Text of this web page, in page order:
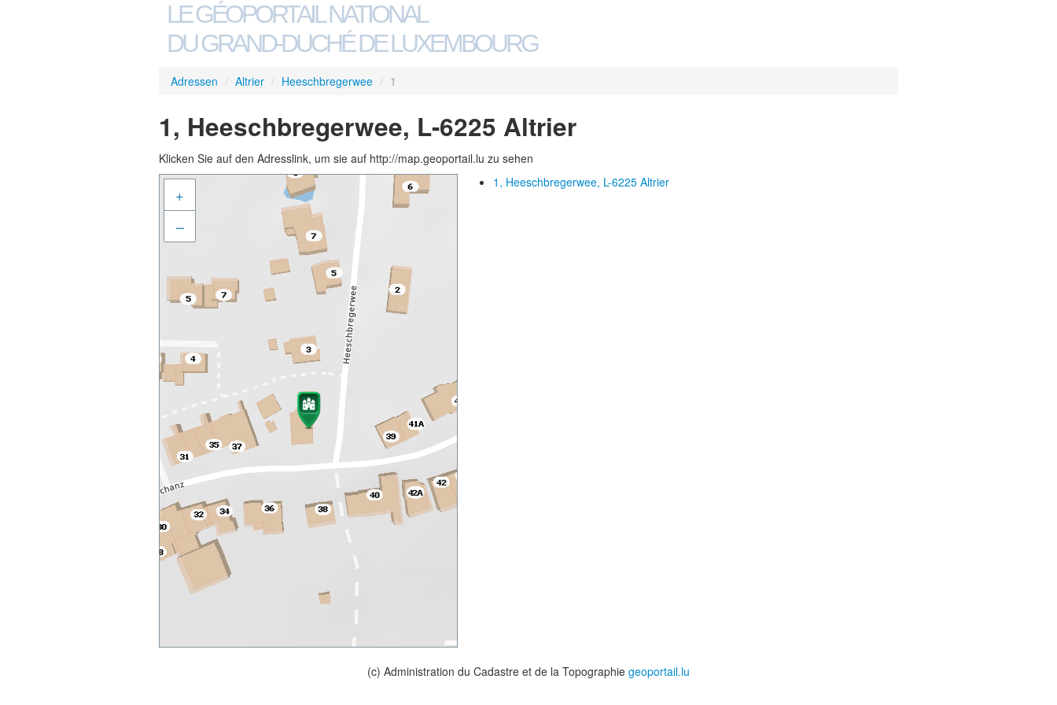
LE GÉOPORTAIL NATIONAL
DU GRAND-DUCHÉ DE LUXEMBOURG
Adressen / Altrier / Heeschbregerwee / 1
1, Heeschbregerwee, L-6225 Altrier
Klicken Sie auf den Adresslink, um sie auf http://map.geoportail.lu zu sehen
+
–
1, Heeschbregerwee, L-6225 Altrier
(c) Administration du Cadastre et de la Topographie geoportail.lu